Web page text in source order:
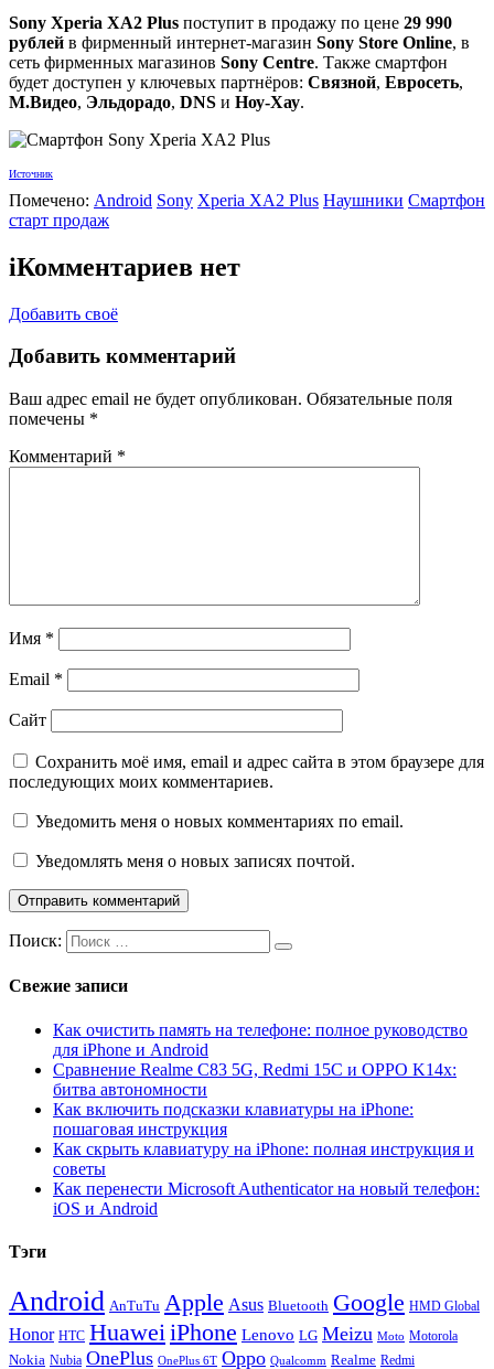
Sony Xperia XA2 Plus поступит в продажу по цене 29 990
рублей в фирменный интернет-магазин Sony Store Online, в
сеть фирменных магазинов Sony Centre. Также смартфон
будет доступен у ключевых партнёров: Связной, Евросеть,
М.Видео, Эльдорадо, DNS и Ноу-Хау.
Источник
Помечено: Android Sony Xperia XA2 Plus Наушники Смартфон
старт продаж
iКомментариев нет
Добавить своё
Добавить комментарий
Ваш адрес email не будет опубликован. Обязательные поля
помечены *
Комментарий *
Имя *
Email *
Сайт
Сохранить моё имя, email и адрес сайта в этом браузере для
последующих моих комментариев.
Уведомить меня о новых комментариях по email.
Уведомлять меня о новых записях почтой.
Поиск:
Свежие записи
Как очистить память на телефоне: полное руководство
для iPhone и Android
Сравнение Realme C83 5G, Redmi 15C и OPPO K14x:
битва автономности
Как включить подсказки клавиатуры на iPhone:
пошаговая инструкция
Как скрыть клавиатуру на iPhone: полная инструкция и
советы
Как перенести Microsoft Authenticator на новый телефон:
iOS и Android
Тэги
Android AnTuTu Apple Asus Bluetooth Google HMD Global
Honor HTC HuaweiiPhone Lenovo LG Meizu Moto Motorola
Nokia Nubia OnePlus OnePlus 6T Oppo Qualcomm Realme Redmi